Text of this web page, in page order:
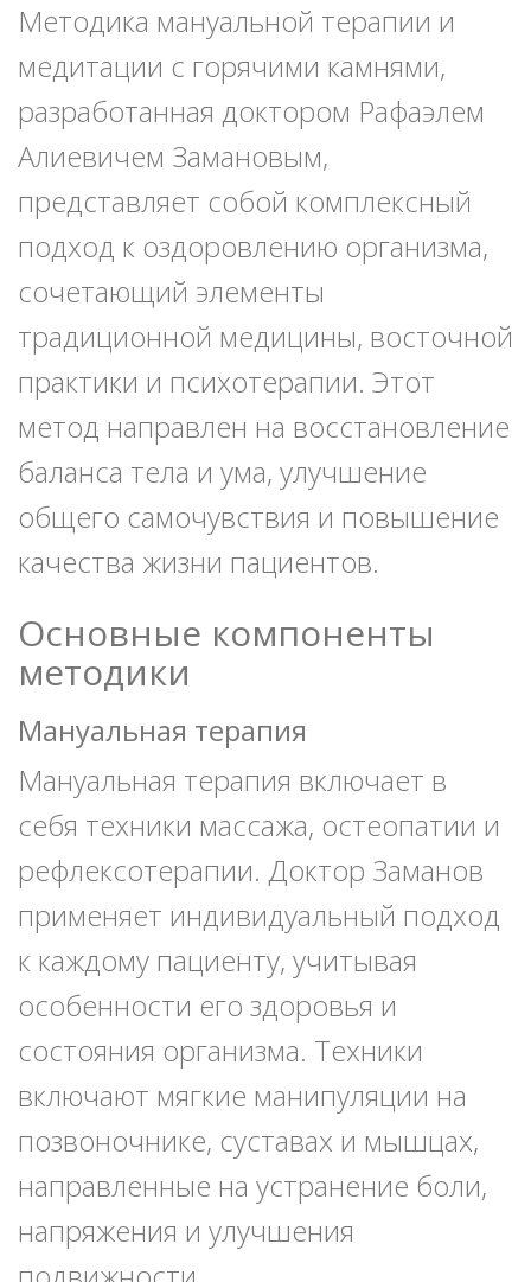
Методика мануальной терапии и
медитации с горячими камнями,
разработанная доктором Рафаэлем
Алиевичем Замановым,
представляет собой комплексный
подход к оздоровлению организма,
сочетающий элементы
традиционной медицины, восточной
практики и психотерапии. Этот
метод направлен на восстановление
баланса тела и ума, улучшение
общего самочувствия и повышение
качества жизни пациентов.
Основные компоненты
методики
Мануальная терапия
Мануальная терапия включает в
себя техники массажа, остеопатии и
рефлексотерапии. Доктор Заманов
применяет индивидуальный подход
к каждому пациенту, учитывая
особенности его здоровья и
состояния организма. Техники
включают мягкие манипуляции на
позвоночнике, суставах и мышцах,
направленные на устранение боли,
напряжения и улучшения